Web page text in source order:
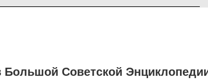
Советской